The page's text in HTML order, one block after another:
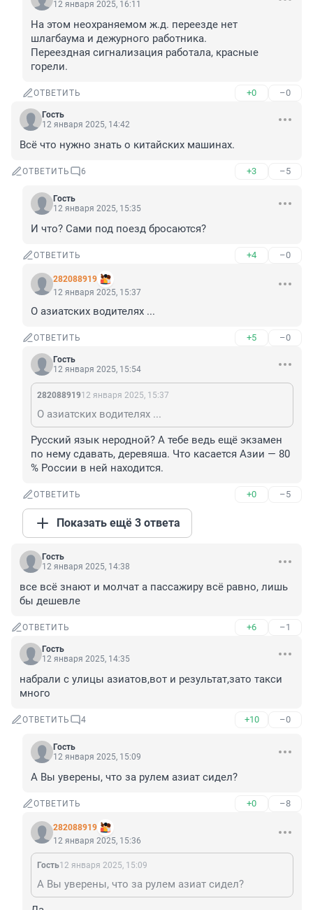
12 января 2025, 16:11
На этом неохраняемом ж.д. переезде нет
шлагбаума и дежурного работника.
Переездная сигнализация работала, красные
горели.
ОТВЕТИТЬ +0 –0
Гость
12 января 2025, 14:42
Всё что нужно знать о китайских машинах.
ОТВЕТИТЬ 6 +3 –5
Гость
12 января 2025, 15:35
И что? Сами под поезд бросаются?
ОТВЕТИТЬ +4 –0
282088919
12 января 2025, 15:37
О азиатских водителях ...
ОТВЕТИТЬ +5 –0
Гость
12 января 2025, 15:54
28208891912 января 2025, 15:37
О азиатских водителях ...
Русский язык неродной? А тебе ведь ещё экзамен
по нему сдавать, деревяша. Что касается Азии — 80
% России в ней находится.
ОТВЕТИТЬ +0 –5
Показать ещё 3 ответа
Гость
12 января 2025, 14:38
все всё знают и молчат а пассажиру всё равно, лишь
бы дешевле
ОТВЕТИТЬ +6 –1
Гость
12 января 2025, 14:35
набрали с улицы азиатов,вот и результат,зато такси
много
ОТВЕТИТЬ 4 +10 –0
Гость
12 января 2025, 15:09
А Вы уверены, что за рулем азиат сидел?
ОТВЕТИТЬ +0 –8
282088919
12 января 2025, 15:36
Гость12 января 2025, 15:09
А Вы уверены, что за рулем азиат сидел?